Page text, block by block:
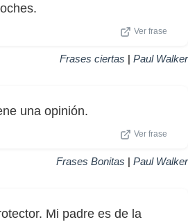
Ver frase
Frases ciertas | Paul Walker
una opinión.
Ver frase
Frases Bonitas | Paul Walker
Mi padre es de la